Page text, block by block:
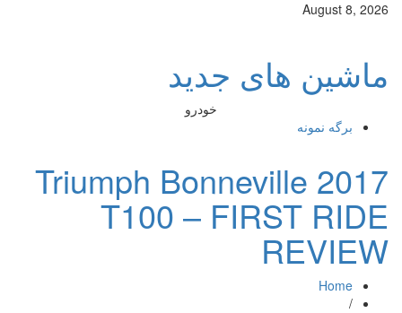
August 8, 2026
ماشین های جدید
خودرو
برگه نمونه
2017 Triumph Bonneville
T100 – FIRST RIDE
REVIEW
Home
/